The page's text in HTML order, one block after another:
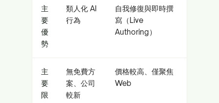
主
要
優
勢
類人化 AI
行為
自我修復與即時撰
寫（Live
Authoring）
主
要
限
無免費方
案、公司
較新
價格較高、僅聚焦
Web